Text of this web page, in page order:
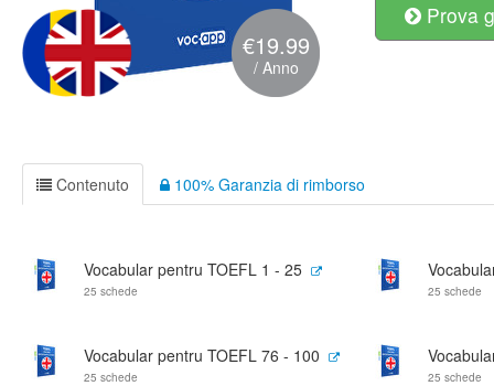
€19.99
/ Anno
Prova
Contenuto 100% Garanzia di rimborso
Vocabular pentru TOEFL 1 - 25
25 schede 25 schede
Vocabular pentru TOEFL 76 - 100
25 schede 25 schede